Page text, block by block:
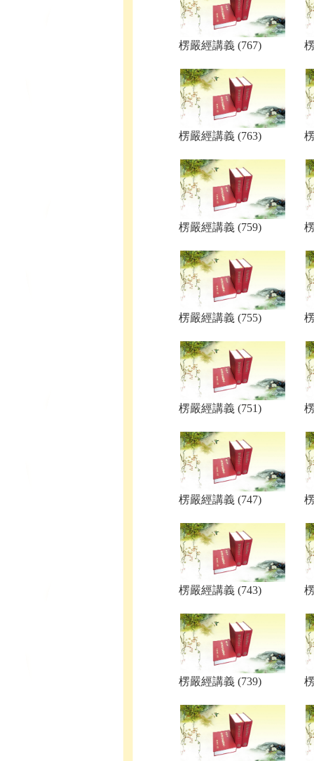
楞嚴經講義 (767)
楞嚴經講義 (763)
楞嚴經講義 (759)
楞嚴經講義 (755)
楞嚴經講義 (751)
楞嚴經講義 (747)
楞嚴經講義 (743)
楞嚴經講義 (739)